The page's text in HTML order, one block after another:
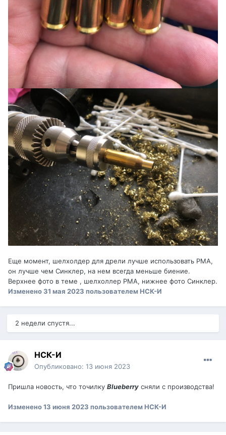
Еще момент, шелхолдер для дрели лучше использовать РМА,
он лучше чем Синклер, на нем всегда меньше биение.
Верхнее фото в теме , шелхоллер РМА, нижнее фото Синклер.
Изменено31 мая 2023 пользователем НСК-И
2 недели спустя...
НСК-И
Опубликовано: 13 июня 2023
Пришла новость, что точилку Blueberry сняли с производства!
Изменено13 июня 2023 пользователем НСК-И